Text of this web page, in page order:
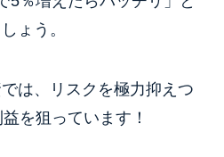
ょう。
は、リスクを極力抑えつ
を狙っています！